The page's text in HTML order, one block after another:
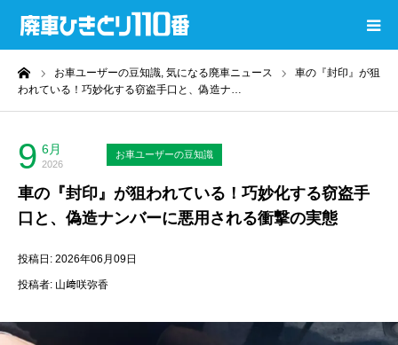
お車ユーザーの豆知識, 気になる廃車ニュース
車の『封印』が狙
われている！巧妙化する窃盗手口と、偽造ナ…
9 6月
2026
お車ユーザーの豆知識
車の『封印』が狙われている！巧妙化する窃盗手
口と、偽造ナンバーに悪用される衝撃の実態
投稿日: 2026年06月09日
投稿者: 山﨑咲弥香
廃車ひきとり110番
還付金計算ツール
廃車無料査定